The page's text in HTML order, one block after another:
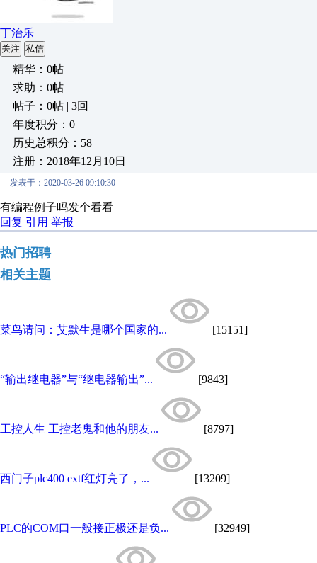
丁治乐
关注 私信
精华：0帖
求助：0帖
帖子：0帖 | 3回
年度积分：0
历史总积分：58
注册：2018年12月10日
发表于：2020-03-26 09:10:30
有编程例子吗发个看看
回复 引用 举报
热门招聘
相关主题
菜鸟请问：艾默生是哪个国家的... [15151]
“输出继电器”与“继电器输出”... [9843]
工控人生 工控老鬼和他的朋友... [8797]
西门子plc400 extf红灯亮了，... [13209]
PLC的COM口一般接正极还是负... [32949]